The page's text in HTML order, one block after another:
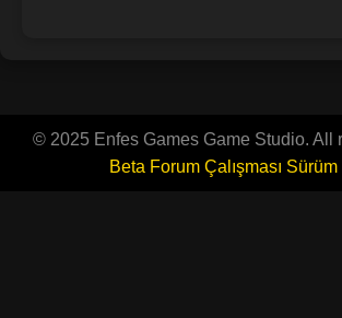
© 2025 Enfes Games Game Studio. All
Beta Forum Çalışması Sürüm